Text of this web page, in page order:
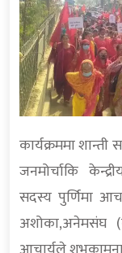
कार्यक्रममा शान्ती
जनमोर्चाकि
सदस्य पुर्णिमा
अशोका,अनेमसंघ